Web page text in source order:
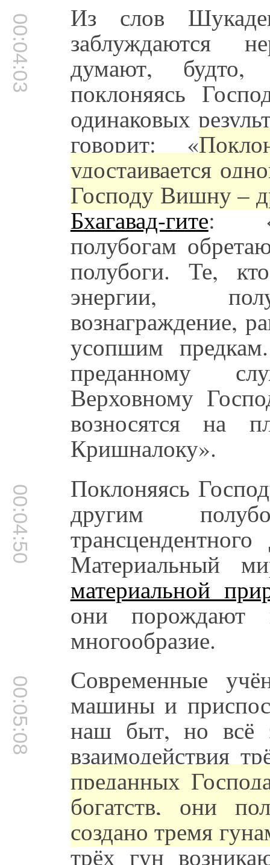
00:04:03 Из слов
заблуждаются
думают, будто,
поклоняясь
одинаковых
говорит: «
удостаивается
Господу Вишну –
Бхагавад-гите:
полубогам
полубоги. Те,
энергии,
вознаграждение,
усопшим
преданному
Верховному
возносятся на
Кришналоку».
00:04:50 Поклоняясь
другим
Материальный
материальной
они порождают
многообразие.
00:05:08 Современные
машины и
наш быт, но всё
взаимодействия
преданных
богатств, они
создано тремя
трёх гун